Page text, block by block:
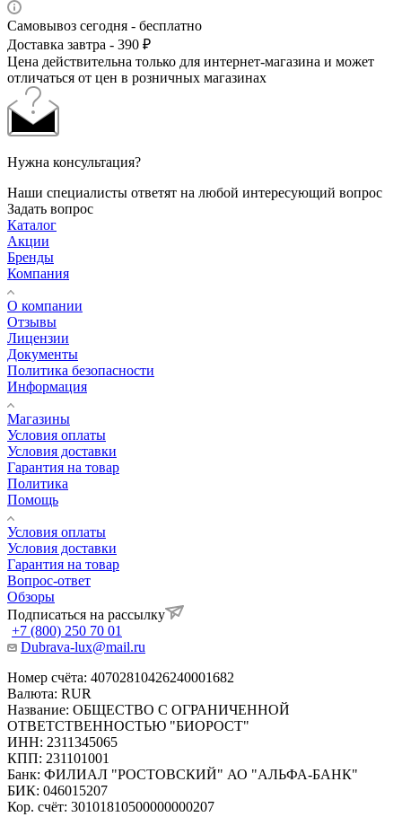
Самовывоз сегодня - бесплатно
Доставка завтра - 390 ₽
Цена действительна только для интернет-магазина и может
отличаться от цен в розничных магазинах
Нужна консультация?
Наши специалисты ответят на любой интересующий вопрос
Задать вопрос
Каталог
Акции
Бренды
Компания
О компании
Отзывы
Лицензии
Документы
Политика безопасности
Информация
Магазины
Условия оплаты
Условия доставки
Гарантия на товар
Политика
Помощь
Условия оплаты
Условия доставки
Гарантия на товар
Вопрос-ответ
Обзоры
Подписаться на рассылку
+7 (800) 250 70 01
Dubrava-lux@mail.ru
Номер счёта: 40702810426240001682
Валюта: RUR
Название: ОБЩЕСТВО С ОГРАНИЧЕННОЙ
ОТВЕТСТВЕННОСТЬЮ "БИОРОСТ"
ИНН: 2311345065
КПП: 231101001
Банк: ФИЛИАЛ "РОСТОВСКИЙ" АО "АЛЬФА-БАНК"
БИК: 046015207
Кор. счёт: 30101810500000000207